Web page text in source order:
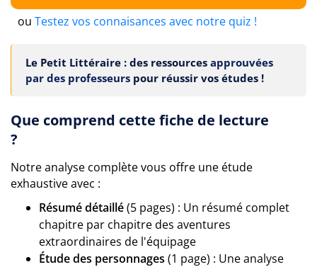
ou Testez vos connaisances avec notre quiz !
Le Petit Littéraire : des ressources approuvées
par des professeurs pour réussir vos études !
Que comprend cette fiche de lecture
?
Notre analyse complète vous offre une étude
exhaustive avec :
Résumé détaillé(5 pages) : Un résumé complet
chapitre par chapitre des aventures
extraordinaires de l'équipage
Étude des personnages (1 page) : Une analyse